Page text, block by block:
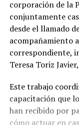
corporación de la
conjuntamente
desde el llamado
acompañamiento
correspondiente,
Teresa Toriz
Este trabajo
capacitación que
han recibido por
cómo actuar en